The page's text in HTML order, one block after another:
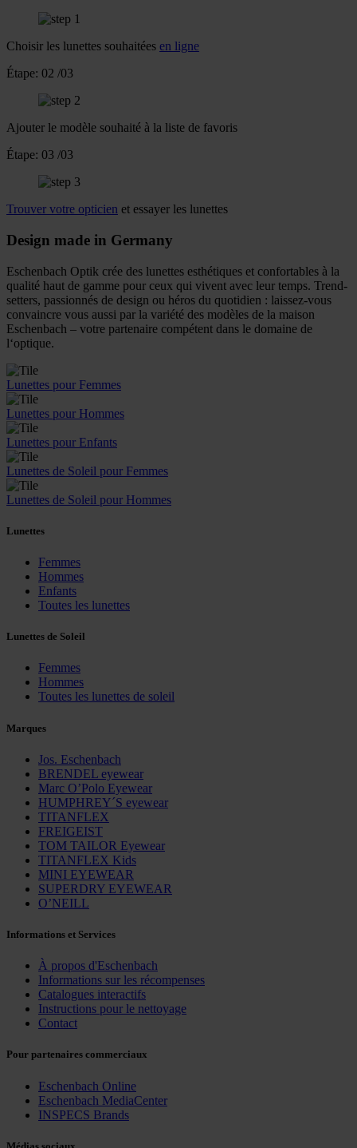
Choisir les lunettes souhaitées en ligne
Étape: 02 /03
Ajouter le modèle souhaité à la liste de favoris
Étape: 03 /03
Trouver votre opticien et essayer les lunettes
Design made in Germany
Eschenbach Optik crée des lunettes esthétiques et confortables à la
qualité haut de gamme pour ceux qui vivent avec leur temps. Trend-
setters, passionnés de design ou héros du quotidien : laissez-vous
convaincre vous aussi par la variété des modèles de la maison
Eschenbach – votre partenaire compétent dans le domaine de
l‘optique.
Lunettes pour Femmes
Lunettes pour Hommes
Lunettes pour Enfants
Lunettes de Soleil pour Femmes
Lunettes de Soleil pour Hommes
Lunettes
Femmes
Hommes
Enfants
Toutes les lunettes
Lunettes de Soleil
Femmes
Hommes
Toutes les lunettes de soleil
Marques
Jos. Eschenbach
BRENDEL eyewear
Marc O’Polo Eyewear
HUMPHREY´S eyewear
TITANFLEX
FREIGEIST
TOM TAILOR Eyewear
TITANFLEX Kids
MINI EYEWEAR
SUPERDRY EYEWEAR
O’NEILL
Informations et Services
À propos d'Eschenbach
Informations sur les récompenses
Catalogues interactifs
Instructions pour le nettoyage
Contact
Pour partenaires commerciaux
Eschenbach Online
Eschenbach MediaCenter
INSPECS Brands